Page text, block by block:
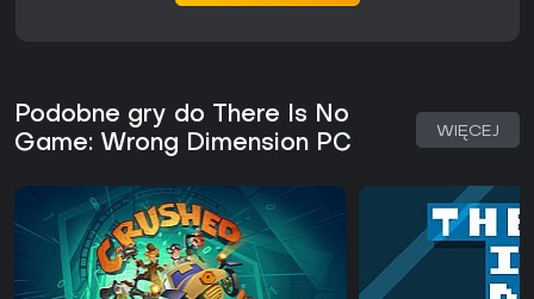
Podobne gry do There Is No
Game: Wrong Dimension PC
WIĘCEJ